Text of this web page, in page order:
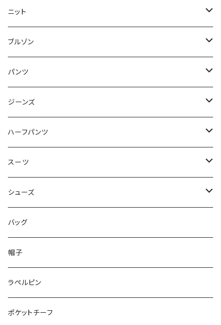
50/XL～
48/L
50/XL～
46/M
48/L
50/XL～
～44/S
46/M
48/L
50/XL～
ニット
～44/S
46/M
48/L
50/XL～
ブルゾン
～44/S
46/M
48/L
50/XL～
パンツ
～44/S
46/M
48/L
50/XL～
ジーンズ
～44/S
46/M
48/L
50/XL～
ハーフパンツ
～44/S
46/M
48/L
50/XL～
スーツ
～44/S
46/M
48/L
50/XL～
シューズ
～25.5cm
26cm～
27cm～
28cm～
バッグ
帽子
ラペルピン
ポケットチーフ